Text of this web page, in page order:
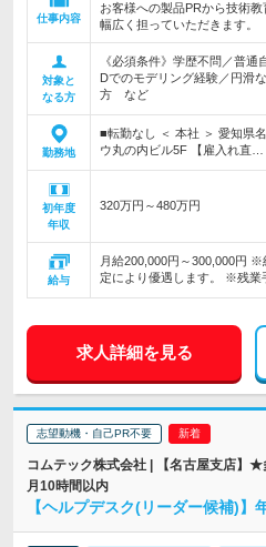
仕事内容
お客様への製品PRから技術
幅広く担っていただきます。
対象と
なる方
《必須条件》学歴不問／普
Dでのモデリング経験／円滑
方 など
勤務地
■転勤なし ＜ 本社 ＞ 愛知県
ウ丸の内ビル5F 【雇入れ直…
初年度
年収
320万円～480万円
給与
月給200,000円～300,000円
定により優遇します。 ※残業
求人詳細を見る
志望動機・自己PR不要
コムテック株式会社 | 【名古屋支店】
月10時間以内
【ヘルプデスク(リーダー候補)】